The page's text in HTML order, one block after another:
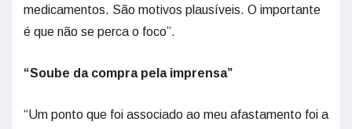
medicamentos. São motivos plausíveis. O importante
é que não se perca o foco”.
“Soube da compra pela imprensa”
“Um ponto que foi associado ao meu afastamento foi a